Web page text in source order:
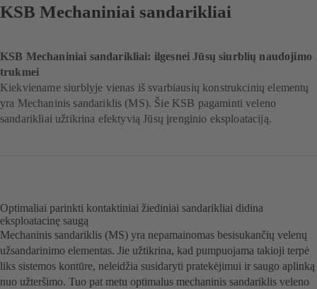
KSB Mechaniniai sandarikliai
KSB Mechaniniai sandarikliai: ilgesnei Jūsų siurblių naudojimo
trukmei
Kiekviename siurblyje vienas iš svarbiausių konstrukcinių elementų
yra Mechaninis sandariklis (MS). Šie KSB pagaminti veleno
sandarikliai užtikrina efektyvią Jūsų įrenginio eksploataciją.
Optimaliai parinkti kontaktiniai žiediniai sandarikliai didina
eksploatacinę saugą
Mechaninis sandariklis (MS) yra nepamainomas besisukančių velenų
užsandarinimo elementas. Jie užtikrina, kad pumpuojama takioji terpė
liks sistemos kontūre, neleidžia susidaryti pratekėjimui ir saugo aplinką
nuo užteršimo. Tuo pat metu optimalus mechaninis sandariklis veleno